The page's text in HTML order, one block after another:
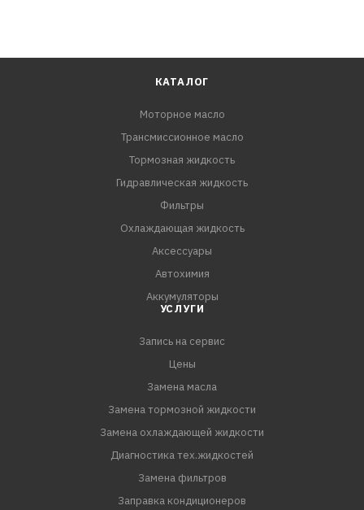
КАТАЛОГ
Моторное масло
Трансмиссионное масло
Тормозная жидкость
Гидравлическая жидкость
Фильтры
Охлаждающая жидкость
Аксессуары
Автохимия
Аккумуляторы
УСЛУГИ
Запись на сервис
Цены
Замена масла
Замена тормозной жидкости
Замена охлаждающей жидкости
Диагностика тех.жидкостей
Замена фильтров
Заправка кондиционеров